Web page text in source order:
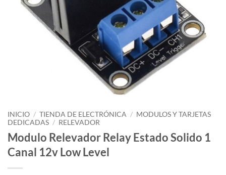
INICIO / TIENDA DE ELECTRÓNICA / MODULOS Y TARJETAS
DEDICADAS / RELEVADOR
Modulo Relevador Relay Estado Solido 1
Canal 12v Low Level